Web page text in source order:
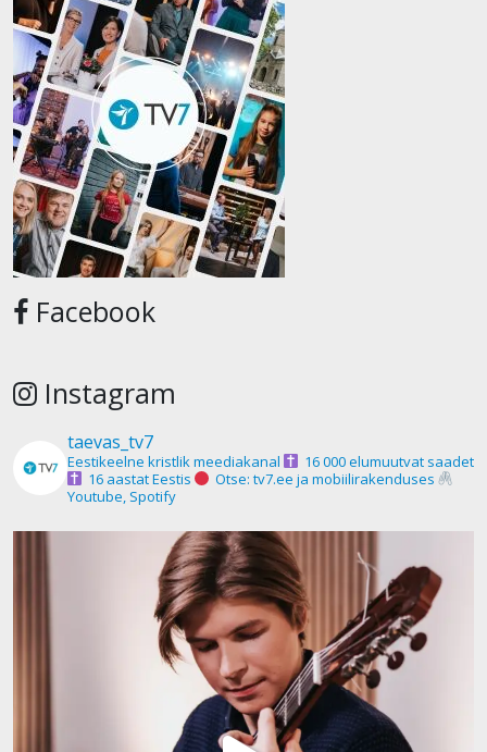
Facebook
Instagram
taevas_tv7
Eestikeelne kristlik meediakanal
16 000 elumuutvat saadet
16 aastat Eestis
Otse: tv7.ee ja mobiilirakenduses
Youtube, Spotify